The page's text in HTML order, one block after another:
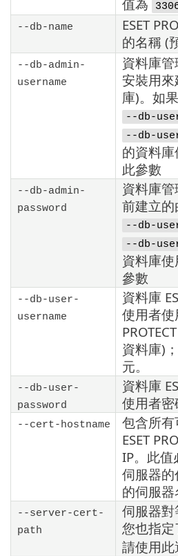
值為
--db-name
ESET
的名稱 (
--db-admin-
username
資料庫
安裝用
庫)。如
--db-
--db-
的資料
此參數
--db-admin-
password
資料庫
前建立的
--db-
--db-
資料庫
參數
--db-user-
username
資料庫
使用者使
資料庫)
元。
--db-user-
password
資料庫
使用者密
--cert-hostname
包含所
ESET
IP。此值
伺服器
的伺服器
--server-cert-
path
伺服器
您也指定
請使用此